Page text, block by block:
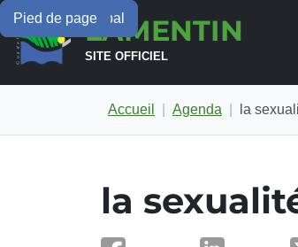
Menu principal
Contenu principal
Pied de pageLAMENTIN
SITE OFFICIEL
Accueil Agenda la
la